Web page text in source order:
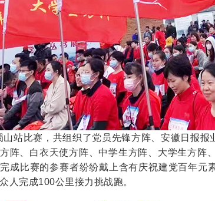
比赛，共组织了党员先锋方阵、安徽日报报
阵、白衣天使方阵、中学生方阵、大学生方阵
成比赛的参赛者纷纷戴上含有庆祝建党百年
人完成100公里接力挑战跑。